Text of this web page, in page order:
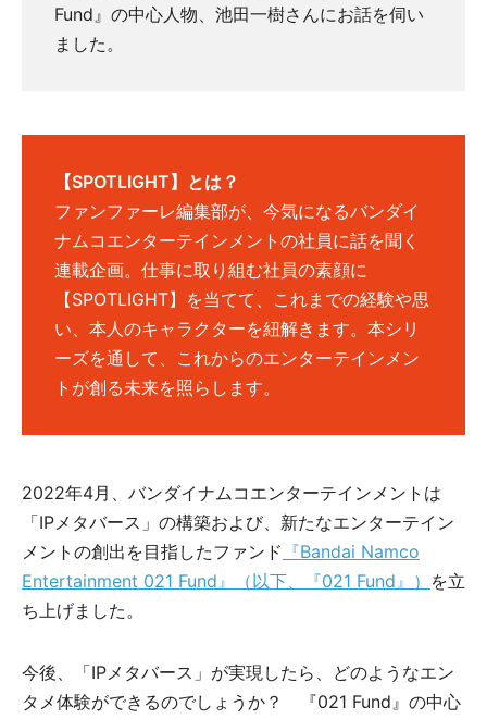
Fund』の中心人物、池田一樹さんにお話を伺い
ました。
【SPOTLIGHT】とは？
ファンファーレ編集部が、今気になるバンダイ
ナムコエンターテインメントの社員に話を聞く
連載企画。仕事に取り組む社員の素顔に
【SPOTLIGHT】を当てて、これまでの経験や思
い、本人のキャラクターを紐解きます。本シリ
ーズを通して、これからのエンターテインメン
トが創る未来を照らします。
2022年4月、バンダイナムコエンターテインメントは
「IPメタバース」の構築および、新たなエンターテイン
メントの創出を目指したファンド 『Bandai Namco
Entertainment 021 Fund』（以下、『021 Fund』） を立
ち上げました。
今後、「IPメタバース」が実現したら、どのようなエン
タメ体験ができるのでしょうか？ 『021 Fund』の中心